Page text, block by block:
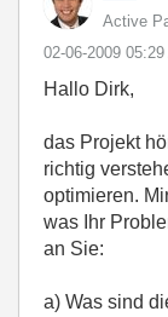
Active
‎02-06-2009 05:29
Hallo Dirk,
das Projekt
richtig
optimieren.
was Ihr
an Sie:
a) Was sind